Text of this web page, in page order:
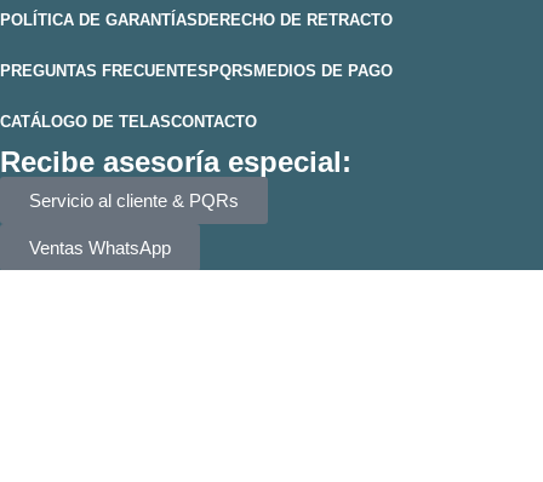
POLÍTICA DE GARANTÍASDERECHO DE RETRACTO
PREGUNTAS FRECUENTESPQRSMEDIOS DE PAGO
CATÁLOGO DE TELASCONTACTO
Recibe asesoría especial:
Servicio al cliente & PQRs
Ventas WhatsApp